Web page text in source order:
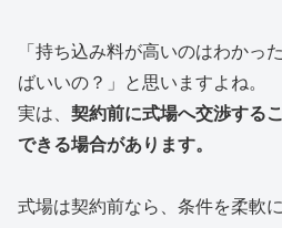
「持ち込み料が高いのはわかっ
ばいいの？」と思いますよね。
実は、 契約前に式場へ交渉する
できる場合があります。
式場は契約前なら、条件を柔軟